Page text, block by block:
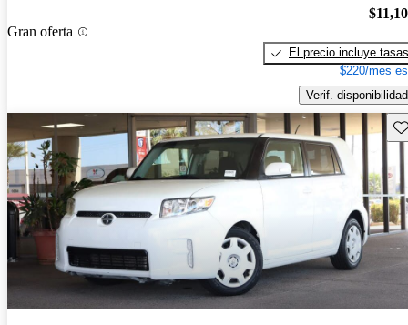
Gran oferta
El precio incluye tasas
$220/mes
Verif. disponibilidad